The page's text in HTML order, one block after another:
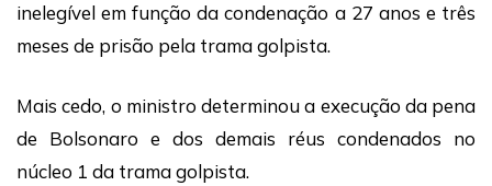
inelegível em função da condenação a 27 anos e três
meses de prisão pela trama golpista.
Mais cedo, o ministro determinou a execução da pena
de Bolsonaro e dos demais réus condenados no
núcleo 1 da trama golpista.